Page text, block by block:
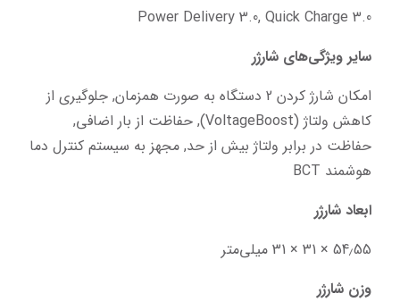
Power Delivery 3.0, Quick Charge 3.0
سایر ویژگی‌های شارژر
هوشمند BCT
ابعاد شارژر
54٫55 × 31 × 31 میلی‌متر
وزن شارژر